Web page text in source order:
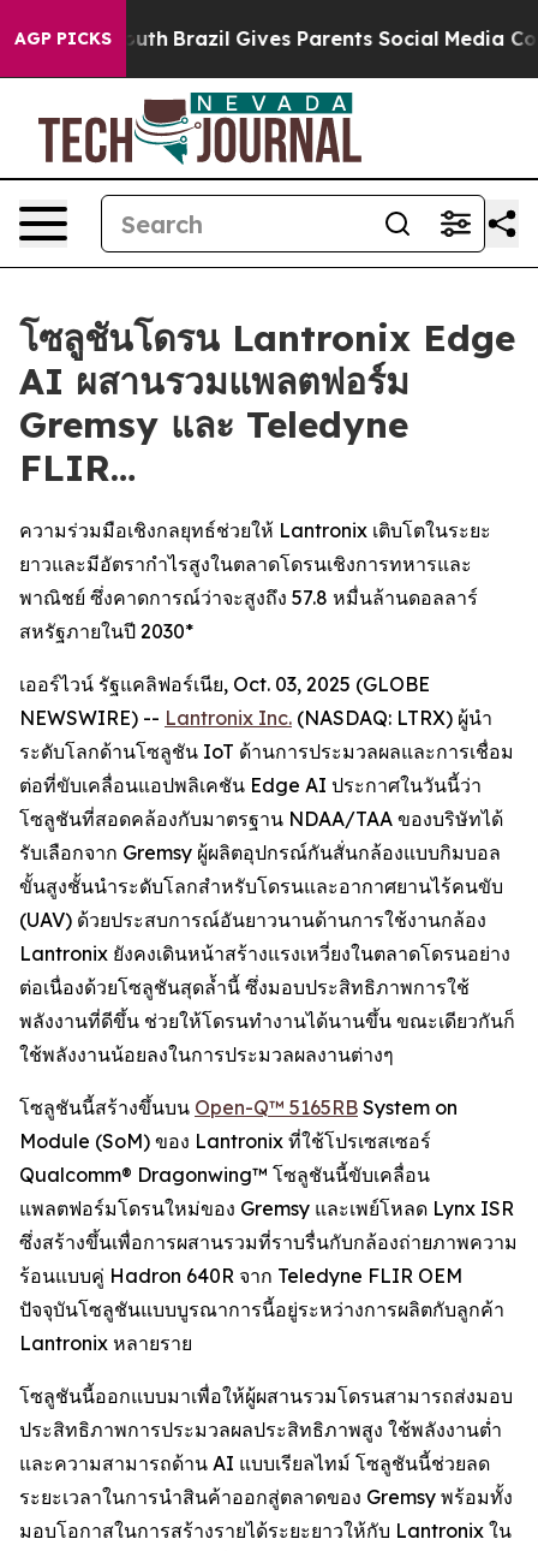
AGP PICKS
Youth Brazil Gives Parents Social Media Controls
โซลูชันโดรน Lantronix Edge
AI ผสานรวมแพลตฟอร์ม
Gremsy และ Teledyne
FLIR…
ความร่วมมือเชิงกลยุทธ์ช่วยให้ Lantronix เติบโตในระยะ
ยาวและมีอัตรากำไรสูงในตลาดโดรนเชิงการทหารและ
พาณิชย์ ซึ่งคาดการณ์ว่าจะสูงถึง 57.8 หมื่นล้านดอลลาร์
สหรัฐภายในปี 2030*
เออร์ไวน์ รัฐแคลิฟอร์เนีย, Oct. 03, 2025 (GLOBE
NEWSWIRE) -- Lantronix Inc. (NASDAQ: LTRX) ผู้นำ
ระดับโลกด้านโซลูชัน IoT ด้านการประมวลผลและการเชื่อม
ต่อที่ขับเคลื่อนแอปพลิเคชัน Edge AI ประกาศในวันนี้ว่า
โซลูชันที่สอดคล้องกับมาตรฐาน NDAA/TAA ของบริษัทได้
รับเลือกจาก Gremsy ผู้ผลิตอุปกรณ์กันสั่นกล้องแบบกิมบอล
ขั้นสูงชั้นนำระดับโลกสำหรับโดรนและอากาศยานไร้คนขับ
(UAV) ด้วยประสบการณ์อันยาวนานด้านการใช้งานกล้อง
Lantronix ยังคงเดินหน้าสร้างแรงเหวี่ยงในตลาดโดรนอย่าง
ต่อเนื่องด้วยโซลูชันสุดล้ำนี้ ซึ่งมอบประสิทธิภาพการใช้
พลังงานที่ดีขึ้น ช่วยให้โดรนทำงานได้นานขึ้น ขณะเดียวกันก็
ใช้พลังงานน้อยลงในการประมวลผลงานต่างๆ
โซลูชันนี้สร้างขึ้นบน Open-Q™ 5165RB System on
Module (SoM) ของ Lantronix ที่ใช้โปรเซสเซอร์
Qualcomm® Dragonwing™ โซลูชันนี้ขับเคลื่อน
แพลตฟอร์มโดรนใหม่ของ Gremsy และเพย์โหลด Lynx ISR
ซึ่งสร้างขึ้นเพื่อการผสานรวมที่ราบรื่นกับกล้องถ่ายภาพความ
ร้อนแบบคู่ Hadron 640R จาก Teledyne FLIR OEM
ปัจจุบันโซลูชันแบบบูรณาการนี้อยู่ระหว่างการผลิตกับลูกค้า
Lantronix หลายราย
โซลูชันนี้ออกแบบมาเพื่อให้ผู้ผสานรวมโดรนสามารถส่งมอบ
ประสิทธิภาพการประมวลผลประสิทธิภาพสูง ใช้พลังงานต่ำ
และความสามารถด้าน AI แบบเรียลไทม์ โซลูชันนี้ช่วยลด
ระยะเวลาในการนำสินค้าออกสู่ตลาดของ Gremsy พร้อมทั้ง
มอบโอกาสในการสร้างรายได้ระยะยาวให้กับ Lantronix ใน